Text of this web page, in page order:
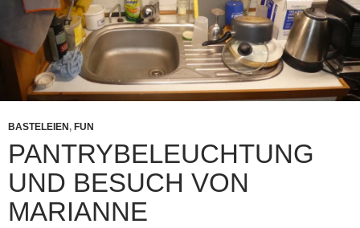
BASTELEIEN , FUN
PANTRYBELEUCHTUNG
UND BESUCH VON
MARIANNE